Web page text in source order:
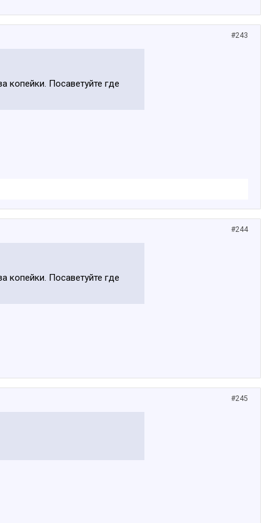
#243
копейки. Посаветуйте где
#244
копейки. Посаветуйте где
#245